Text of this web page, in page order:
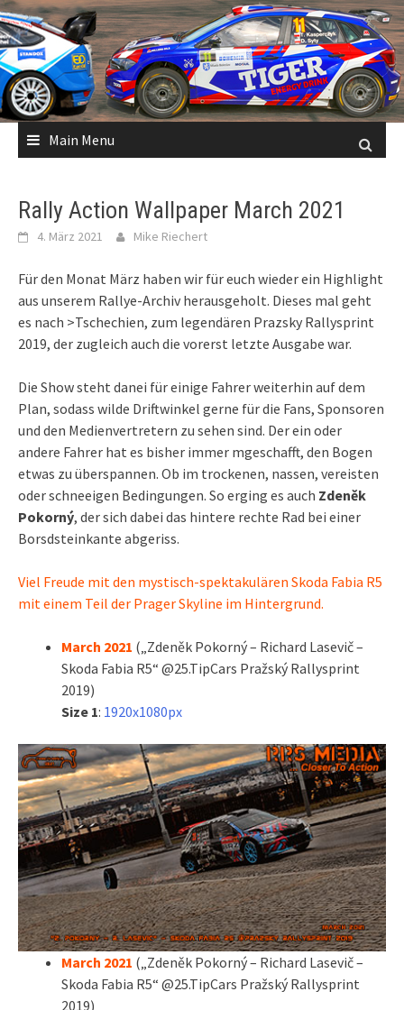
Skip
to
content
Main Menu
Rally Action Wallpaper March 2021
4. März 2021 Mike Riechert
Für den Monat März haben wir für euch wieder ein Highlight
aus unserem Rallye-Archiv herausgeholt. Dieses mal geht
es nach >Tschechien, zum legendären Prazsky Rallysprint
2019, der zugleich auch die vorerst letzte Ausgabe war.
Die Show steht danei für einige Fahrer weiterhin auf dem
Plan, sodass wilde Driftwinkel gerne für die Fans, Sponsoren
und den Medienvertretern zu sehen sind. Der ein oder
andere Fahrer hat es bisher immer mgeschafft, den Bogen
etwas zu überspannen. Ob im trockenen, nassen, vereisten
oder schneeigen Bedingungen. So erging es auch Zdeněk
Pokorný, der sich dabei das hintere rechte Rad bei einer
Borsdsteinkante abgeriss.
Viel Freude mit den mystisch-spektakulären Skoda Fabia R5
mit einem Teil der Prager Skyline im Hintergrund.
March 2021 („Zdeněk Pokorný – Richard Lasevič –
Skoda Fabia R5“ @25.TipCars Pražský Rallysprint
2019)
Size 1: 1920x1080px
March 2021 („Zdeněk Pokorný – Richard Lasevič –
Skoda Fabia R5“ @25.TipCars Pražský Rallysprint
2019)